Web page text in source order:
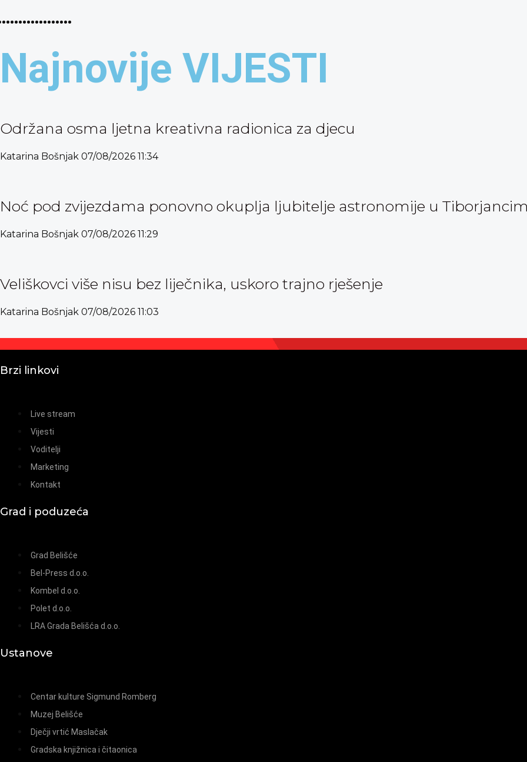
Najnovije VIJESTI
Održana osma ljetna kreativna radionica za djecu
Katarina Bošnjak 07/08/2026 11:34
Noć pod zvijezdama ponovno okuplja ljubitelje astronomije u
Katarina Bošnjak 07/08/2026 11:29
Veliškovci više nisu bez liječnika, uskoro trajno rješenje
Katarina Bošnjak 07/08/2026 11:03
Brzi linkovi
Live stream
Vijesti
Voditelji
Marketing
Kontakt
Grad i poduzeća
Grad Belišće
Bel-Press d.o.o.
Kombel d.o.o.
Polet d.o.o.
LRA Grada Belišća d.o.o.
Ustanove
Centar kulture Sigmund Romberg
Muzej Belišće
Dječji vrtić Maslačak
Gradska knjižnica i čitaonica